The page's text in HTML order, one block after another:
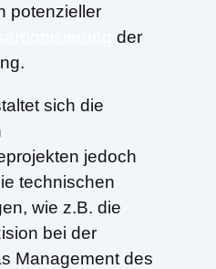
potenzieller
der
sich die
jedoch
technischen
wie z.B. die
bei der
Management des